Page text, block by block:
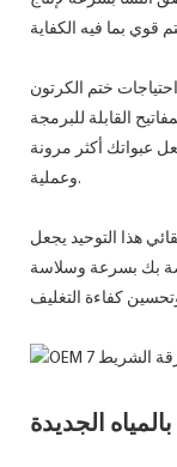
ختم الكرتون
255 سم ، مما يجعل عبواتك أكثر مرونة
وعملية.
هذا التوحيد يجعل
الجديدة